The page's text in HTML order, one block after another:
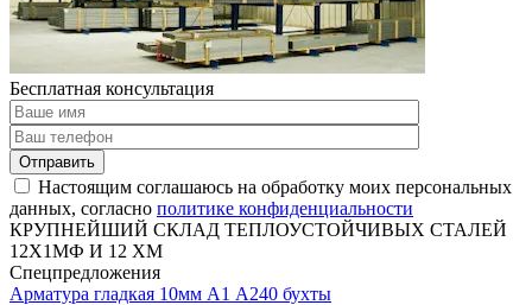
Бесплатная консультация
Отправить
Настоящим соглашаюсь на обработку моих персональных
данных, согласно политике конфиденциальности
КРУПНЕЙШИЙ СКЛАД ТЕПЛОУСТОЙЧИВЫХ СТАЛЕЙ
12Х1МФ И 12 ХМ
Спецпредложения
Арматура гладкая 10мм А1 А240 бухты